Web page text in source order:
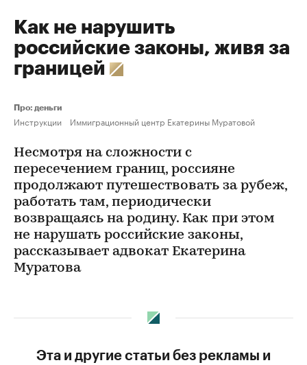
Как не нарушить
российские законы, живя за
границей
Про: деньги
Инструкции Иммиграционный центр Екатерины Муратовой
Несмотря на сложности с
пересечением границ, россияне
продолжают путешествовать за рубеж,
работать там, периодически
возвращаясь на родину. Как при этом
не нарушать российские законы,
рассказывает адвокат Екатерина
Муратова
Эта и другие статьи без рекламы и